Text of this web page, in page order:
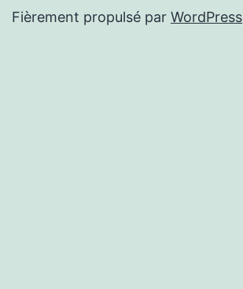
Fièrement propulsé par WordPress